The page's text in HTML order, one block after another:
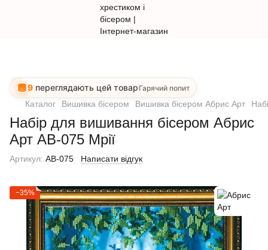
9 переглядають цей товар Гарячий попит
Каталог Вишивка бісером Вишивка бісером Абрис Арт
Набір для вишивання бісером Абрис
Арт АВ-075 Мрії
Артикул: AB-075 Написати відгук
−35%